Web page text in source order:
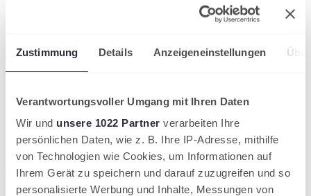
Zustimmung Details Anzeigeneinstellungen
Verantwortungsvoller Umgang mit Ihren Daten
Wir und unsere 1022 Partner verarbeiten Ihre
persönlichen Daten, wie z. B. Ihre IP-Adresse, mithilfe
von Technologien wie Cookies, um Informationen auf
Ihrem Gerät zu speichern und darauf zuzugreifen und so
personalisierte Werbung und Inhalte, Messungen von
Gestartet ist die Trendwende 2021. In dem Jahr waren die
4,5 Prozent – ein Anstieg, den es zuletzt vor 30 Jahren gegeben hat.
Prozent.
Zuwächse bei Kindern und Erwachsenen
Den größten Zuwachs verzeichnet der DTB bei den 27- bis 40-
Jährigen. In dem Alter spielen 8.151 mehr Menschen Tennis als
noch vor einem Jahr. Doch auch der Tennisnachwuchs wächst
rasant. Im Alter von 7 bis 14 Jahren ist Tennis wieder angesagt wie